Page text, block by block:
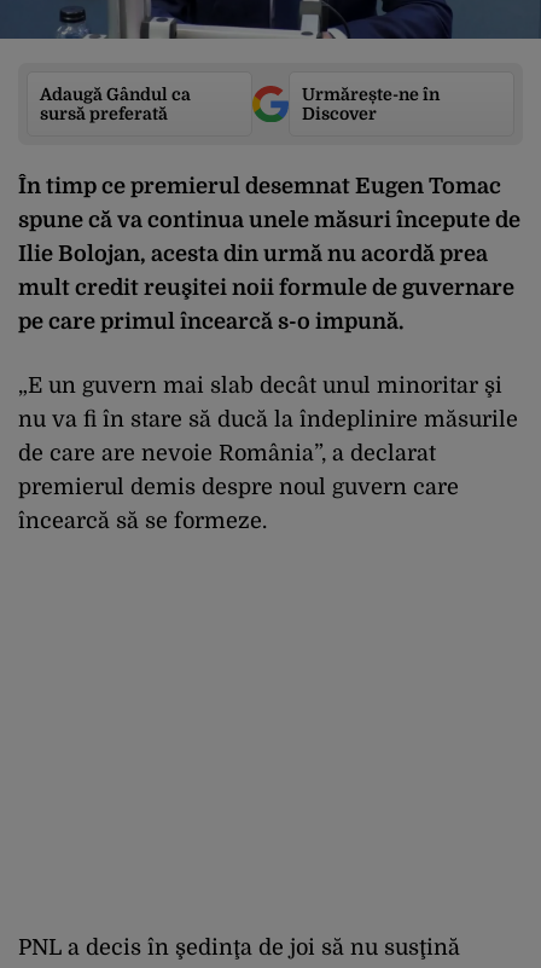
Adaugă Gândul ca
sursă preferată
Urmărește-ne în
Discover
În timp ce premierul desemnat Eugen Tomac
spune că va continua unele măsuri începute de
Ilie Bolojan, acesta din urmă nu acordă prea
mult credit reuşitei noii formule de guvernare
pe care primul încearcă s-o impună.
„E un guvern mai slab decât unul minoritar şi
nu va fi în stare să ducă la îndeplinire măsurile
de care are nevoie România”, a declarat
premierul demis despre noul guvern care
încearcă să se formeze.
PNL a decis în şedinţa de joi să nu susţină